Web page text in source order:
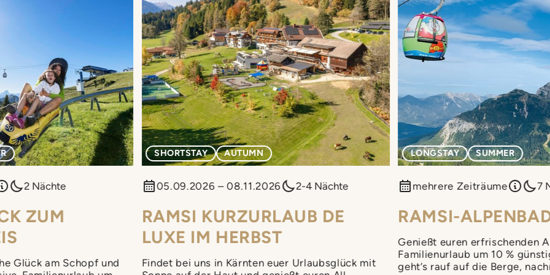
2 Nächte
ZUM
Glück am Schopf und
SHORTSTAY AUTUMN
05.09.2026 – 08.11.2026 2-4 Nächte
RAMSI KURZURLAUB DE
LUXE IM HERBST
Findet bei uns in Kärnten euer Urlaubsglück mit
LONGSTAY SUMMER
mehrere Zeiträume 7
RAMSI-
Genießt euren erfrischenden
Familienurlaub um 10 %
geht’s rauf auf die Berge,